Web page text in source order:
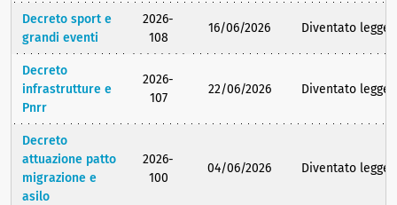
Decreto sport e
grandi eventi
2026-
108
16/06/2026 Diventato legge
Decreto
infrastrutture e
Pnrr
2026-
107
22/06/2026 Diventato legge
Decreto
attuazione patto
migrazione e
asilo
2026-
100
04/06/2026 Diventato legge